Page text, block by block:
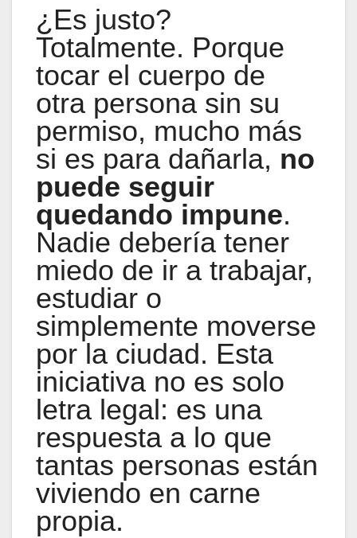
¿Es justo?
Totalmente. Porque
tocar el cuerpo de
otra persona sin su
permiso, mucho más
si es para dañarla, no
puede seguir
quedando impune.
Nadie debería tener
miedo de ir a trabajar,
estudiar o
simplemente moverse
por la ciudad. Esta
iniciativa no es solo
letra legal: es una
respuesta a lo que
tantas personas están
viviendo en carne
propia.